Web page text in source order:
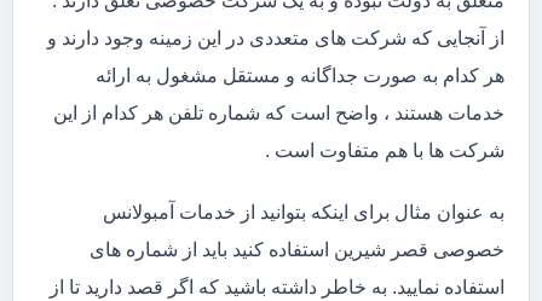
از آنجایی که شرکت های متعددی در این زمینه وجود دارند و
هر کدام به صورت جداگانه و مستقل مشغول به ارائه
خدمات هستند ، واضح است که شماره تلفن هر کدام از این
شرکت ها با هم متفاوت است .
به عنوان مثال برای اینکه بتوانید از خدمات آمبولانس
خصوصی قصر شیرین استفاده کنید باید از شماره های
استفاده نمایید. به خاطر داشته باشید که اگر قصد دارید تا از